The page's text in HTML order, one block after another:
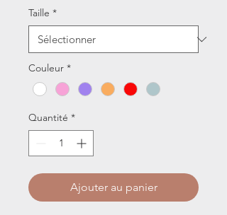
Taille *
Couleur *
Quantité *
Ajouter au panier